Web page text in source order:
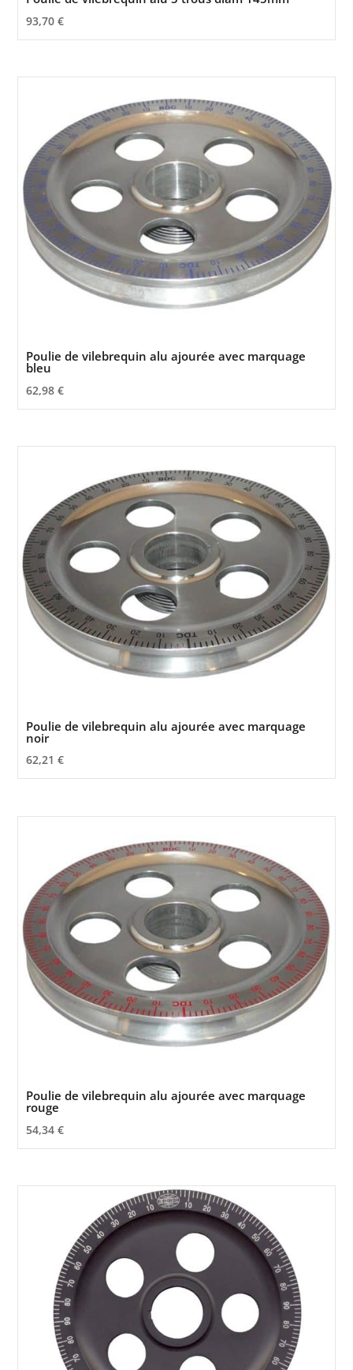
93,70€
Poulie de vilebrequin alu ajourée avec marquage
bleu
62,98€
Poulie de vilebrequin alu ajourée avec marquage
noir
62,21€
Poulie de vilebrequin alu ajourée avec marquage
rouge
54,34€